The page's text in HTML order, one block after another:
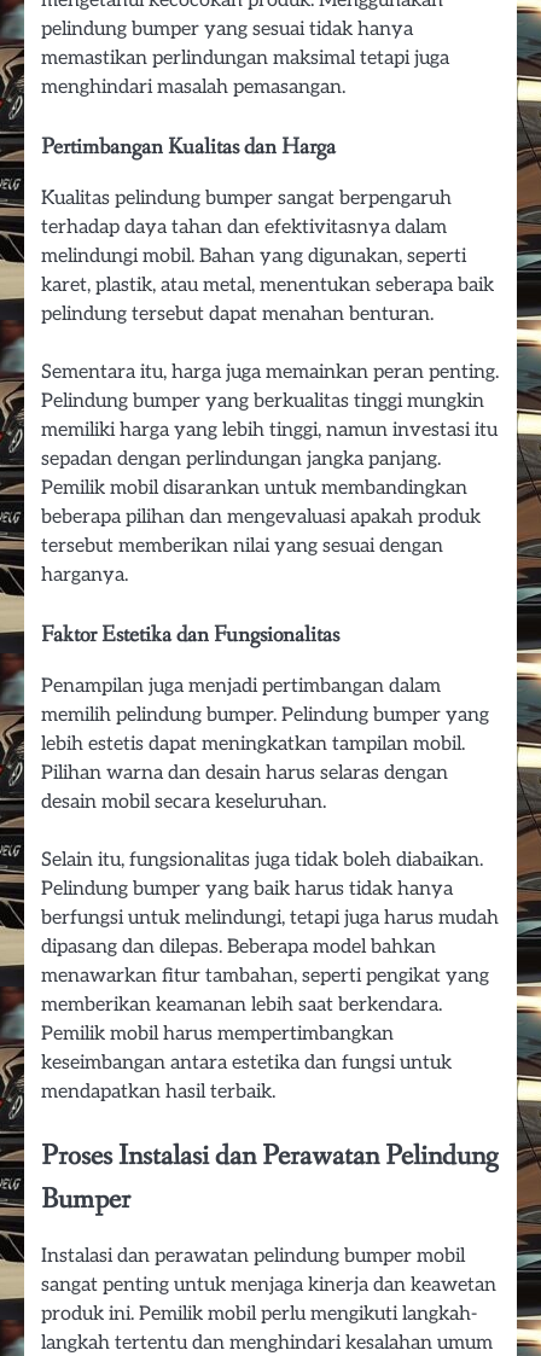
pelindung bumper yang sesuai tidak hanya
memastikan perlindungan maksimal tetapi juga
menghindari masalah pemasangan.
Pertimbangan Kualitas dan Harga
Kualitas pelindung bumper sangat berpengaruh
terhadap daya tahan dan efektivitasnya dalam
melindungi mobil. Bahan yang digunakan, seperti
karet, plastik, atau metal, menentukan seberapa baik
pelindung tersebut dapat menahan benturan.
Sementara itu, harga juga memainkan peran penting.
Pelindung bumper yang berkualitas tinggi mungkin
memiliki harga yang lebih tinggi, namun investasi itu
sepadan dengan perlindungan jangka panjang.
Pemilik mobil disarankan untuk membandingkan
beberapa pilihan dan mengevaluasi apakah produk
tersebut memberikan nilai yang sesuai dengan
harganya.
Faktor Estetika dan Fungsionalitas
Penampilan juga menjadi pertimbangan dalam
memilih pelindung bumper. Pelindung bumper yang
lebih estetis dapat meningkatkan tampilan mobil.
Pilihan warna dan desain harus selaras dengan
desain mobil secara keseluruhan.
Selain itu, fungsionalitas juga tidak boleh diabaikan.
Pelindung bumper yang baik harus tidak hanya
berfungsi untuk melindungi, tetapi juga harus mudah
dipasang dan dilepas. Beberapa model bahkan
menawarkan fitur tambahan, seperti pengikat yang
memberikan keamanan lebih saat berkendara.
Pemilik mobil harus mempertimbangkan
keseimbangan antara estetika dan fungsi untuk
mendapatkan hasil terbaik.
Proses Instalasi dan Perawatan Pelindung
Bumper
Instalasi dan perawatan pelindung bumper mobil
sangat penting untuk menjaga kinerja dan keawetan
produk ini. Pemilik mobil perlu mengikuti langkah-
langkah tertentu dan menghindari kesalahan umum